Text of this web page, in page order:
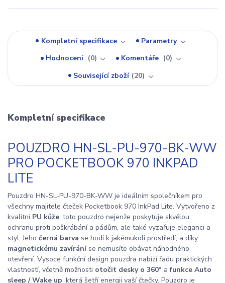
Kompletní specifikace
Parametry
Hodnocení
0 Komentáře
0
Související zboží 20
Kompletní specifikace
POUZDRO HN-SL-PU-970-BK-WW
PRO POCKETBOOK 970 INKPAD
LITE
Pouzdro HN-SL-PU-970-BK-WW je ideálním společníkem pro
všechny majitele čteček Pocketbook 970 InkPad Lite. Vytvořeno z
kvalitní PU kůže, toto pouzdro nejenže poskytuje skvělou
ochranu proti poškrábání a pádům, ale také vyzařuje eleganci a
styl. Jeho černá barva se hodí k jakémukoli prostředí, a díky
magnetickému zavíráníse nemusíte obávat náhodného
otevření. Vysoce funkční design pouzdra nabízí řadu praktických
vlastností, včetně možnosti otočit desky o 360° afunkce Auto
sleep / Wake up, která šetří energii vaší čtečky. Pouzdro je